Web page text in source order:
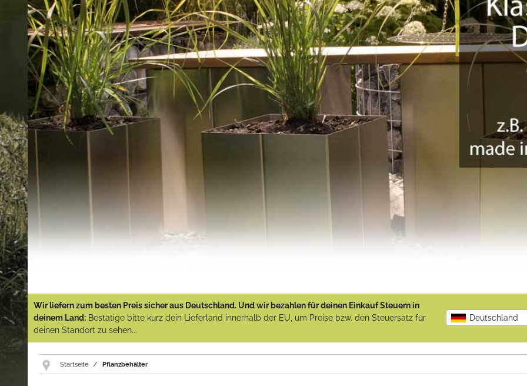
Wir liefern zum besten Preis sicher aus Deutschland. Und wir bezahlen für deinen Einkauf Steuern in
deinem Land: Bestätige bitte kurz dein Lieferland innerhalb der EU, um Preise bzw. den Steuersatz für
deinen Standort zu sehen...
Deutschland
Startseite Pflanzbehälter